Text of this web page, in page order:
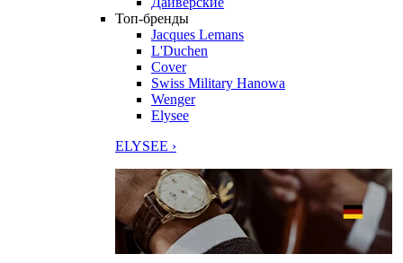
Топ-бренды
Jacques Lemans
L'Duchen
Cover
Swiss Military Hanowa
Wenger
Elysee
ELYSEE ›